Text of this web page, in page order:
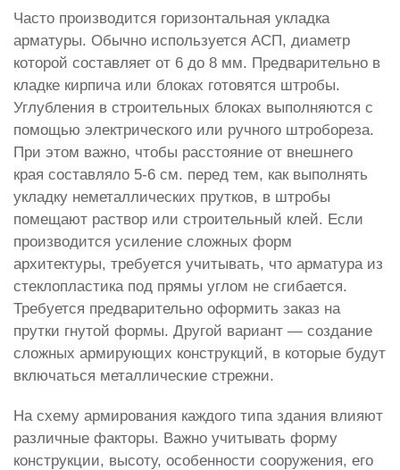
Часто производится горизонтальная укладка
арматуры. Обычно используется АСП, диаметр
которой составляет от 6 до 8 мм. Предварительно в
кладке кирпича или блоках готовятся штробы.
Углубления в строительных блоках выполняются с
помощью электрического или ручного штробореза.
При этом важно, чтобы расстояние от внешнего
края составляло 5-6 см. перед тем, как выполнять
укладку неметаллических прутков, в штробы
помещают раствор или строительный клей. Если
производится усиление сложных форм
архитектуры, требуется учитывать, что арматура из
стеклопластика под прямы углом не сгибается.
Требуется предварительно оформить заказ на
прутки гнутой формы. Другой вариант — создание
сложных армирующих конструкций, в которые будут
включаться металлические стрежни.
На схему армирования каждого типа здания влияют
различные факторы. Важно учитывать форму
конструкции, высоту, особенности сооружения, его